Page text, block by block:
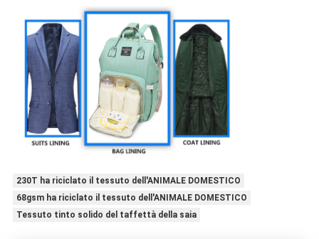
230T ha riciclato il tessuto dell'ANIMALE DOMESTICO
68gsm ha riciclato il tessuto dell'ANIMALE DOMESTICO
Tessuto tinto solido del taffettà della saia